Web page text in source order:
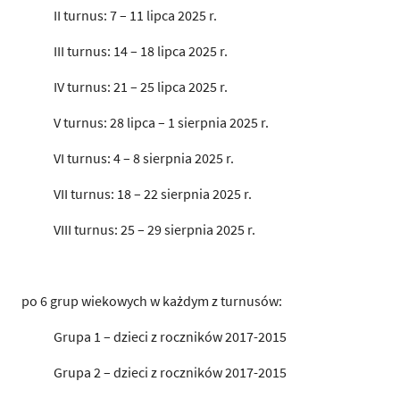
II turnus: 7 – 11 lipca 2025 r.
III turnus: 14 – 18 lipca 2025 r.
IV turnus: 21 – 25 lipca 2025 r.
V turnus: 28 lipca – 1 sierpnia 2025 r.
VI turnus: 4 – 8 sierpnia 2025 r.
VII turnus: 18 – 22 sierpnia 2025 r.
VIII turnus: 25 – 29 sierpnia 2025 r.
po 6 grup wiekowych w każdym z turnusów:
Grupa 1 – dzieci z roczników 2017-2015
Grupa 2 – dzieci z roczników 2017-2015